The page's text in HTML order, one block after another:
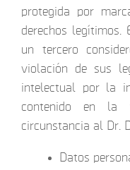
protegida por
derechos legítimos.
un tercero
violación de sus
intelectual por la
contenido en la
circunstancia al Dr.
Datos